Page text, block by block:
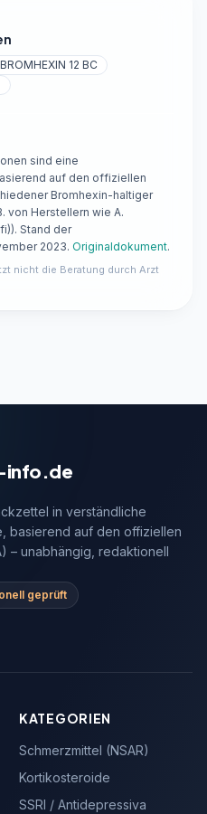
BROMHEXIN 12 BC
sind eine
auf den offiziellen
Bromhexin-haltiger
von Herstellern wie A.
Stand der
2023. Originaldokument.
nicht die Beratung durch Arzt
info.de
in verständliche
basierend auf den offiziellen
– unabhängig, redaktionell
geprüft
KATEGORIEN
Schmerzmittel (NSAR)
Kortikosteroide
SSRI / Antidepressiva